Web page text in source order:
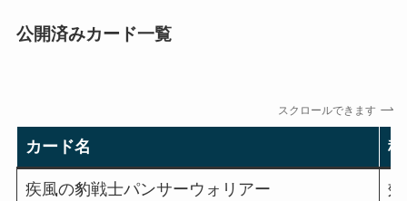
公開済みカード一覧
スクロールできます
カード名
疾風の豹戦士パンサーウォリアー